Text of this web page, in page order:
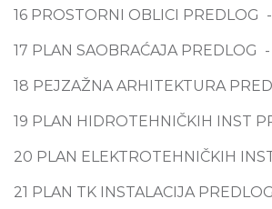
16 PROSTORNI OBLICI PREDLOG -
17 PLAN SAOBRAĆAJA PREDLOG -
18 PEJZAŽNA ARHITEKTURA
19 PLAN HIDROTEHNIČKIH INST
20 PLAN ELEKTROTEHNIČKIH
21 PLAN TK INSTALACIJA